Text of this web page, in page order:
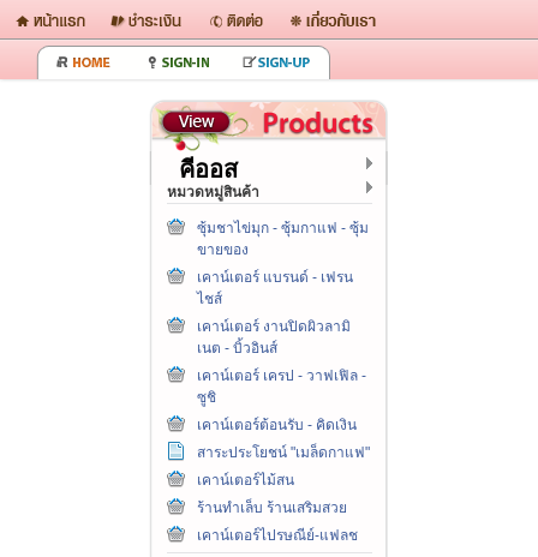
คีออส
หมวดหมู่สินค้า
ซุ้มชาไข่มุก - ซุ้มกาแฟ - ซุ้ม
ขายของ
เคาน์เตอร์ แบรนด์ - เฟรน
ไชส์
เคาน์เตอร์ งานปิดผิวลามิ
เนต - บิ้วอินส์
เคาน์เตอร์ เครป - วาฟเฟิล -
ซูชิ
เคาน์เตอร์ต้อนรับ - คิดเงิน
สาระประโยชน์ "เมล็ดกาแฟ"
เคาน์เตอร์ไม้สน
ร้านทำเล็บ ร้านเสริมสวย
เคาน์เตอร์ไปรษณีย์-แฟลช